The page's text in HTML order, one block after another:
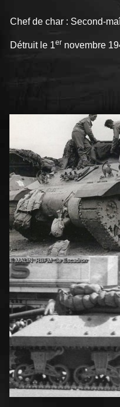
Chef de char : Second-
Détruit le 1er novembre